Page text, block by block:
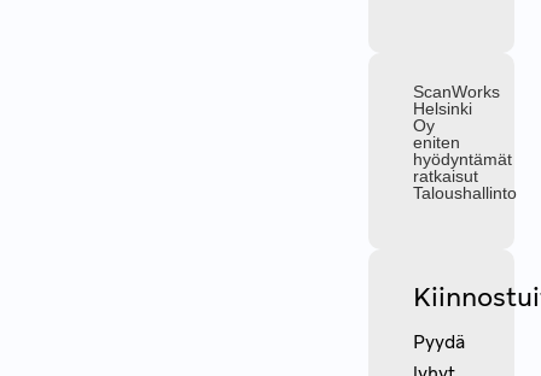
ScanWorks
Helsinki
Oy
eniten
hyödyntämät
ratkaisut
Taloushallinto
Pyydä